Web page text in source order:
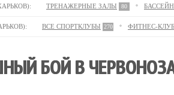
ТРЕНАЖЕРНЫЕ ЗАЛЫ 80
ВСЕ СПОРТКЛУБЫ 270 ФИТНЕС-
БОЙ В